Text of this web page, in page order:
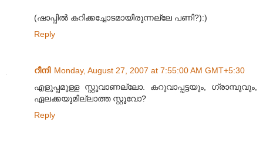
(ഷാപ്പില്‍ കറിക്കച്ചോടമായിരുന്നല്ലേ പണി?):)
Reply
റീനി Monday, August 27, 2007 at 7:55:00 AM GMT+5:30
എളുപ്പമുള്ള സ്റ്റൂവാണല്ലോ. കറുവാപ്പട്ടയും, ഗ്രാമ്പുവും,
ഏലക്കയുമില്ലാത്ത സ്റ്റൂവോ?
Reply